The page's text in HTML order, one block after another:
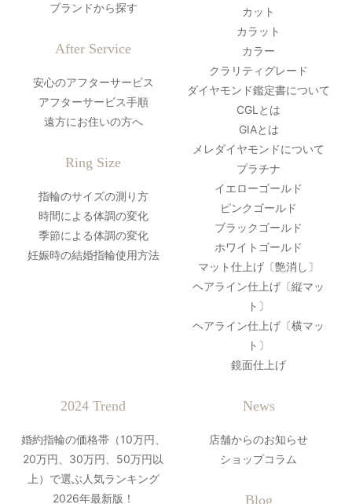
ブランドから探す
After Service
安心のアフターサービス
アフターサービス手順
遠方にお住いの方へ
Ring Size
指輪のサイズの測り方
時間による体調の変化
季節による体調の変化
妊娠時の結婚指輪使用方法
カット
カラット
カラー
クラリティグレード
ダイヤモンド鑑定書について
CGLとは
GIAとは
メレダイヤモンドについて
プラチナ
イエローゴールド
ピンクゴールド
ブラックゴールド
ホワイトゴールド
マット仕上げ〔艶消し〕
ヘアライン仕上げ〔縦マッ
ト〕
ヘアライン仕上げ〔横マッ
ト〕
鏡面仕上げ
2024 Trend
婚約指輪の価格帯（10万円、
20万円、30万円、50万円以
上）で選ぶ人気ランキング
2026年最新版！
News
店舗からのお知らせ
ショップコラム
Blog